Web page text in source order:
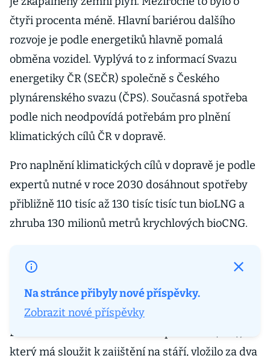
čtyři procenta méně. Hlavní bariérou dalšího
rozvoje je podle energetiků hlavně pomalá
obměna vozidel. Vyplývá to z informací Svazu
energetiky ČR (SEČR) společně s Českého
plynárenského svazu (ČPS). Současná spotřeba
podle nich neodpovídá potřebám pro plnění
klimatických cílů ČR v dopravě.
Pro naplnění klimatických cílů v dopravě je podle
expertů nutné v roce 2030 dosáhnout spotřeby
přibližně 110 tisíc až 130 tisíc tisíc tun bioLNG a
zhruba 130 milionů metrů krychlových bioCNG.
20. dubna 2026 · 11:00
roku 2024 peníze 244 tisíc Čechů
Do dlouhodobého investičního produktu (DIP),
který má sloužit k zajištění na stáří, vložilo za dva
Na stránce přibyly nové příspěvky.
Zobrazit nové příspěvky